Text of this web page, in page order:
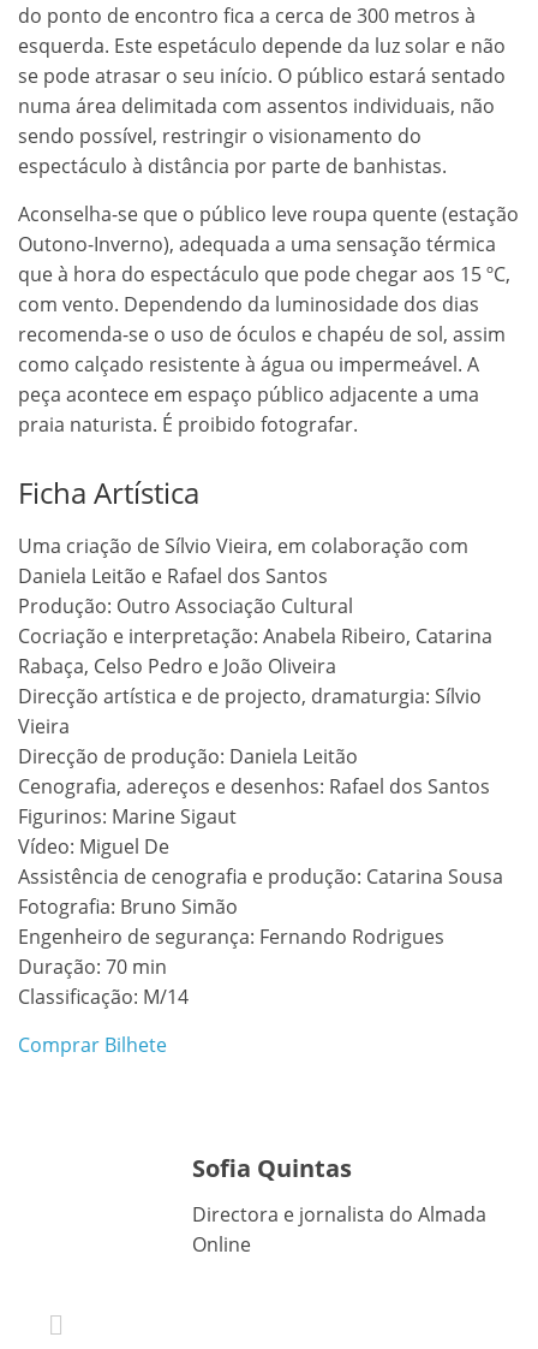
do ponto de encontro fica a cerca de 300 metros à
esquerda. Este espetáculo depende da luz solar e não
se pode atrasar o seu início. O público estará sentado
numa área delimitada com assentos individuais, não
sendo possível, restringir o visionamento do
espectáculo à distância por parte de banhistas.
Aconselha-se que o público leve roupa quente (estação
Outono-Inverno), adequada a uma sensação térmica
que à hora do espectáculo que pode chegar aos 15 ºC,
com vento. Dependendo da luminosidade dos dias
recomenda-se o uso de óculos e chapéu de sol, assim
como calçado resistente à água ou impermeável. A
peça acontece em espaço público adjacente a uma
praia naturista. É proibido fotografar.
Ficha Artística
Uma criação de Sílvio Vieira, em colaboração com
Daniela Leitão e Rafael dos Santos
Produção: Outro Associação Cultural
Cocriação e interpretação: Anabela Ribeiro, Catarina
Rabaça, Celso Pedro e João Oliveira
Direcção artística e de projecto, dramaturgia: Sílvio
Vieira
Direcção de produção: Daniela Leitão
Cenografia, adereços e desenhos: Rafael dos Santos
Figurinos: Marine Sigaut
Vídeo: Miguel De
Assistência de cenografia e produção: Catarina Sousa
Fotografia: Bruno Simão
Engenheiro de segurança: Fernando Rodrigues
Duração: 70 min
Classificação: M/14
Comprar Bilhete
Sofia Quintas
Directora e jornalista do Almada
Online